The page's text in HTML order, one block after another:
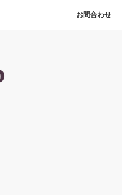
お問合わせ